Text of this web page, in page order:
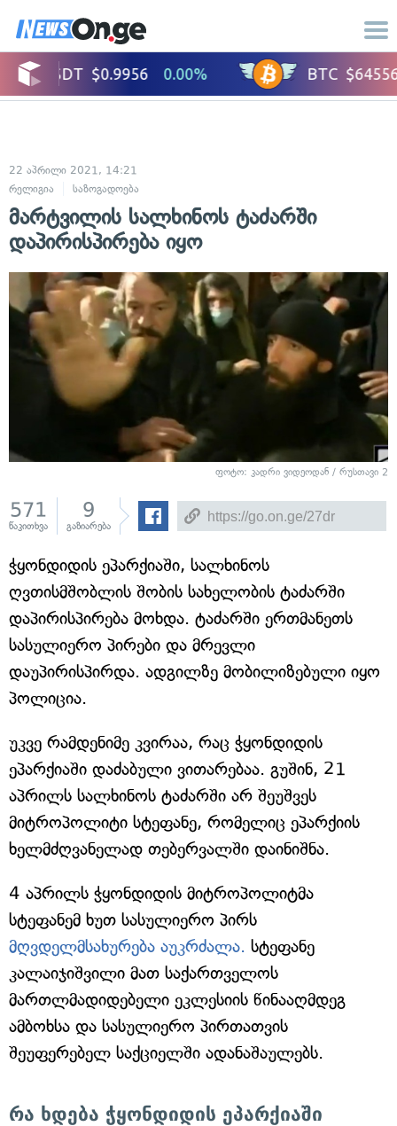
22 აპრილი 2021, 14:21
რელიგია
საზოგადოება
მარტვილის სალხინოს ტაძარში
დაპირისპირება იყო
ფოტო: კადრი ვიდეოდან / რუსთავი 2
571
წაკითხვა
9
გაზიარება
ჭყონდიდის ეპარქიაში, სალხინოს
ღვთისმშობლის შობის სახელობის ტაძარში
დაპირისპირება მოხდა. ტაძარში ერთმანეთს
სასულიერო პირები და მრევლი
დაუპირისპირდა. ადგილზე მობილიზებული იყო
პოლიცია.
უკვე რამდენიმე კვირაა, რაც ჭყონდიდის
ეპარქიაში დაძაბული ვითარებაა. გუშინ, 21
აპრილს სალხინოს ტაძარში არ შეუშვეს
მიტროპოლიტი სტეფანე, რომელიც ეპარქიის
ხელმძღვანელად თებერვალში დაინიშნა.
4 აპრილს ჭყონდიდის მიტროპოლიტმა
სტეფანემ ხუთ სასულიერო პირს
მღვდელმსახურება აუკრძალა. სტეფანე
კალაიჯიშვილი მათ საქართველოს
მართლმადიდებელი ეკლესიის წინააღმდეგ
ამბოხსა და სასულიერო პირთათვის
შეუფერებელ საქციელში ადანაშაულებს.
რა ხდება ჭყონდიდის ეპარქიაში